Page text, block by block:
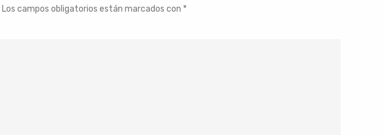
Los campos obligatorios están marcados con *